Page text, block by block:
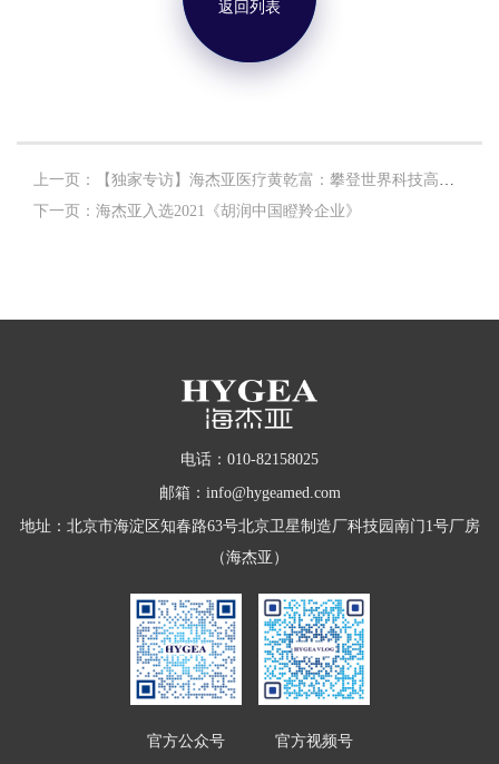
返回列表
上一页：【独家专访】海杰亚医疗黄乾富：攀登世界科技高峰，振兴中国医疗工业丨新 · 生态
下一页：海杰亚入选2021《胡润中国瞪羚企业》
电话：010-82158025
邮箱：info@hygeamed.com
地址：北京市海淀区知春路63号北京卫星制造厂科技园南门1号厂房
（海杰亚）
官方公众号 官方视频号